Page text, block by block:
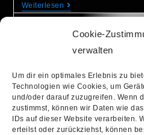
Cookie-
verwalten
Um dir ein optimales Erlebnis zu
Technologien wie Cookies, um
und/oder darauf zuzugreifen. Wenn
zustimmst, können wir Daten wie
IDs auf dieser Website verarbeiten.
erteilst oder zurückziehst, können
Weiterlesen